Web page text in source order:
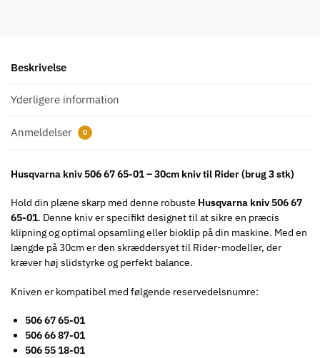
Beskrivelse
Yderligere information
Anmeldelser 0
Husqvarna kniv 506 67 65-01 – 30cm kniv til Rider (brug 3 stk)
Hold din plæne skarp med denne robuste Husqvarna kniv 506 67
65-01. Denne kniv er specifikt designet til at sikre en præcis
klipning og optimal opsamling eller bioklip på din maskine. Med en
længde på 30cm er den skræddersyet til Rider-modeller, der
kræver høj slidstyrke og perfekt balance.
Kniven er kompatibel med følgende reservedelsnumre:
506 67 65-01
506 66 87-01
506 55 18-01